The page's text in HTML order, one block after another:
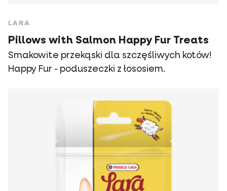
LARA
Pillows with Salmon Happy Fur Treats
Smakowite przekąski dla szczęśliwych kotów!
Happy Fur - poduszeczki z łososiem.